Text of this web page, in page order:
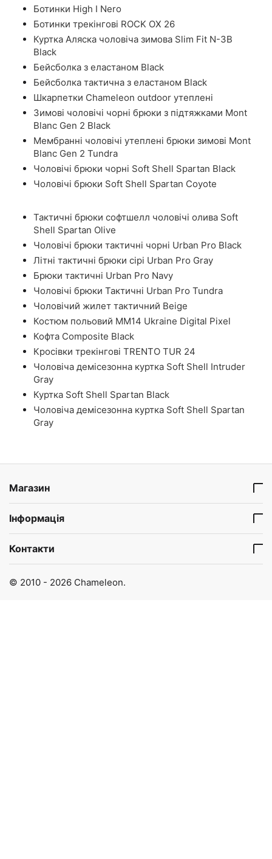
Ботинки High I Nero
Ботинки трекінгові ROCK OX 26
Куртка Аляска чоловіча зимова Slim Fit N-3B
Black
Бейсболка з еластаном Black
Бейсболка тактична з еластаном Black
Шкарпетки Chameleon outdoor утеплені
Зимові чоловічі чорні брюки з підтяжками Mont
Blanc Gen 2 Black
Мембранні чоловічі утеплені брюки зимові Mont
Blanc Gen 2 Tundra
Чоловічі брюки чорні Soft Shell Spartan Black
Чоловічі брюки Soft Shell Spartan Coyote
Тактичні брюки софтшелл чоловічі олива Soft
Shell Spartan Olive
Чоловічі брюки тактичні чорні Urban Pro Black
Літні тактичні брюки сірі Urban Pro Gray
Брюки тактичні Urban Pro Navy
Чоловічі брюки Тактичні Urban Pro Tundra
Чоловічий жилет тактичний Beige
Костюм польовий ММ14 Ukraine Digital Pixel
Кофта Composite Black
Кросівки трекінгові TRENTO TUR 24
Чоловіча демісезонна куртка Soft Shell Intruder
Gray
Куртка Soft Shell Spartan Black
Чоловіча демісезонна куртка Soft Shell Spartan
Gray
Магазин
Інформація
Контакти
© 2010 - 2026 Chameleon.